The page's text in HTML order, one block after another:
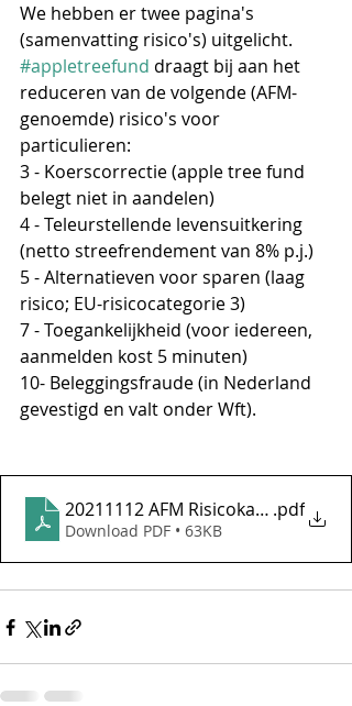
We hebben er twee pagina's
(samenvatting risico's) uitgelicht.
#appletreefund draagt bij aan het
reduceren van de volgende (AFM-
genoemde) risico's voor
particulieren:
3 - Koerscorrectie (apple tree fund
belegt niet in aandelen)
4 - Teleurstellende levensuitkering
(netto streefrendement van 8% p.j.)
5 - Alternatieven voor sparen (laag
risico; EU-risicocategorie 3)
7 - Toegankelijkheid (voor iedereen,
aanmelden kost 5 minuten)
10- Beleggingsfraude (in Nederland
gevestigd en valt onder Wft).
20211112 AFM Risicokaart.pdf
Download PDF • 63KB